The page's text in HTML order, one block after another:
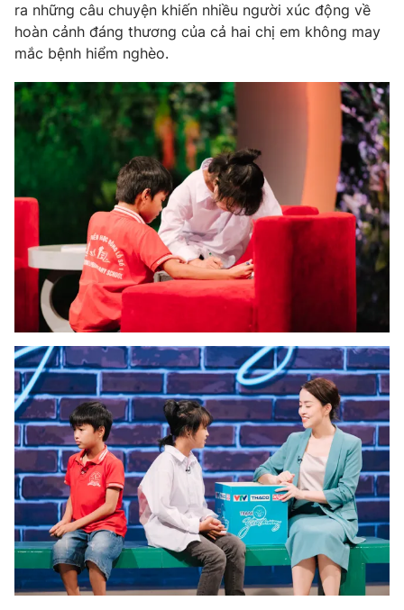
Tư vấn
Chuyên mục khác
Emagazine Podcast
Photo Infographic
Video Shorts video
VTV Money VTV Thể thao
VTV Sức khoẻ Bất động sản
Thị trường 24h Tấm lòng Việt
VTV4 Vươn mình bằng AI
VTV9 VTV8
Liên hệ tòa soạn English
THỜI BÁO VTV
ra những câu chuyện khiến nhiều người xúc động về
hoàn cảnh đáng thương của cả hai chị em không may
mắc bệnh hiểm nghèo.